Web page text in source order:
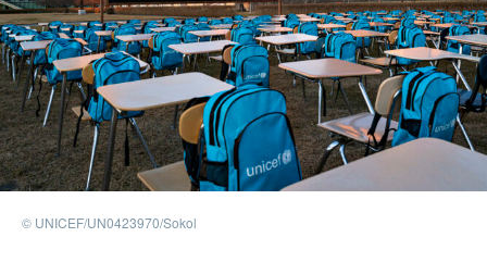
© UNICEF/UN0423970/Sokol